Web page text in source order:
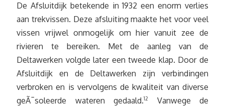
De Afsluitdijk betekende in 1932 een enorm verlies
aan trekvissen. Deze afsluiting maakte het voor veel
vissen vrijwel onmogelijk om hier vanuit zee de
rivieren te bereiken. Met de aanleg van de
Deltawerken volgde later een tweede klap. Door de
Afsluitdijk en de Deltawerken zijn verbindingen
verbroken en is vervolgens de kwaliteit van diverse
geÃ¯soleerde wateren gedaald.12 Vanwege de